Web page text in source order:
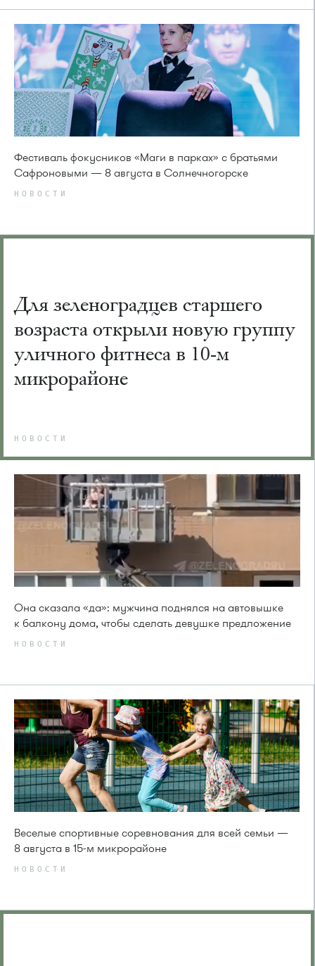
Фестиваль фокусников «Маги в парках» с братьями
Сафроновыми — 8 августа в Солнечногорске
НОВОСТИ
Для зеленоградцев старшего
возраста открыли новую группу
уличного фитнеса в 10-м
микрорайоне
НОВОСТИ
Она сказала «да»: мужчина поднялся на автовышке
к балкону дома, чтобы сделать девушке предложение
НОВОСТИ
Веселые спортивные соревнования для всей семьи —
8 августа в 15-м микрорайоне
НОВОСТИ